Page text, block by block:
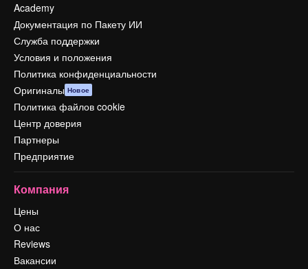
Academy
Документация по Пакету ИИ
Служба поддержки
Условия и положения
Политика конфиденциальности
Оригиналы Новое
Политика файлов cookie
Центр доверия
Партнеры
Предприятие
Компания
Цены
О нас
Reviews
Вакансии